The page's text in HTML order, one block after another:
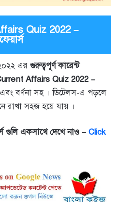
Quiz 2022 –
এর গুরুত্বপূর্ণ কারেন্ট
Affairs Quiz 2022 –
বর্ণনা সহ । ডিটেলস-এ পড়লে
রাখা সহজ হয়ে যায় ।
গুলি একসাথে দেখে নাও – Click